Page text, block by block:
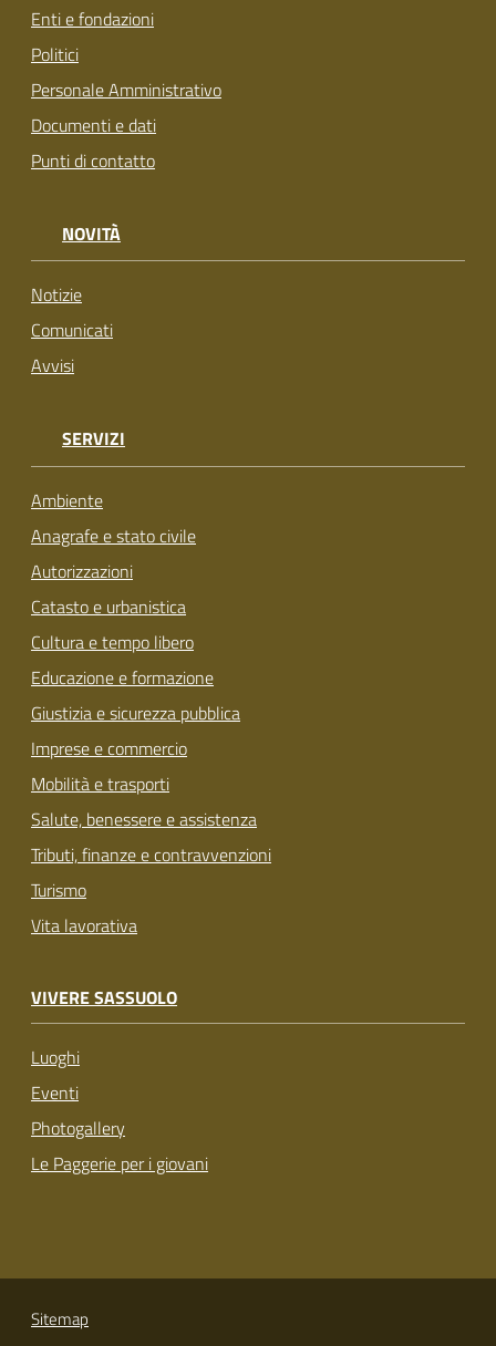
Enti e fondazioni
Politici
Personale Amministrativo
Documenti e dati
Punti di contatto
NOVITÀ
Notizie
Comunicati
Avvisi
SERVIZI
Ambiente
Anagrafe e stato civile
Autorizzazioni
Catasto e urbanistica
Cultura e tempo libero
Educazione e formazione
Giustizia e sicurezza pubblica
Imprese e commercio
Mobilità e trasporti
Salute, benessere e assistenza
Tributi, finanze e contravvenzioni
Turismo
Vita lavorativa
VIVERE SASSUOLO
Luoghi
Eventi
Photogallery
Le Paggerie per i giovani
Sitemap